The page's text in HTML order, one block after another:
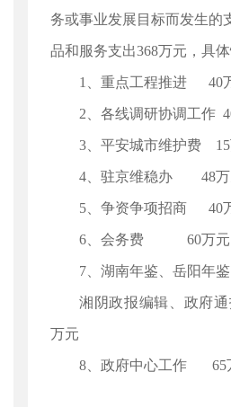
务或事业发展目标而发生的
品和服务支出368万元，具体
1、重点工程推进 40
2、各线调研协调工作
3、平安城市维护费 15
4、驻京维稳办 48万
5、争资争项招商 40
6、会务费 60万元
7、湖南年鉴、岳阳年鉴
湘阴政报编辑、政府
万元
8、政府中心工作